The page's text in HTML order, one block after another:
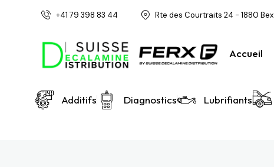
+41 79 398 83 44 Rte des Courtraits 24 - 1880 Bex
Accueil
Additifs Diagnostics Lubrifiants